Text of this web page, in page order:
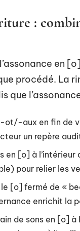
:
en
procédé. La
que
aux en fin de
un repère
en [o] à
pour relier les
[o] fermé de «
enrichit la
de sons en [o]